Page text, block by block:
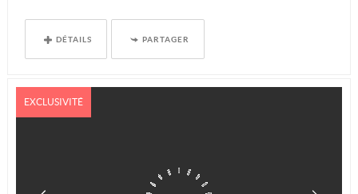
DÉTAILS PARTAGER
EXCLUSIVITÉ